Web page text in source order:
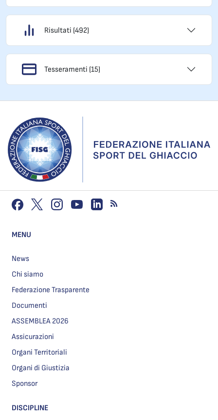
Risultati (492)
Tesseramenti (15)
MENU
News
Chi siamo
Federazione Trasparente
Documenti
ASSEMBLEA 2026
Assicurazioni
Organi Territoriali
Organi di Giustizia
Sponsor
DISCIPLINE